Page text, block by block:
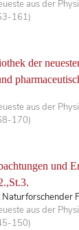
aus der
161)
der
aus der
170)
und
Naturforschender
aus der
150)